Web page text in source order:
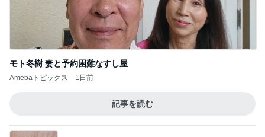
マックの大興奮のポテトタイマー
Amebaトピックス 14時間前